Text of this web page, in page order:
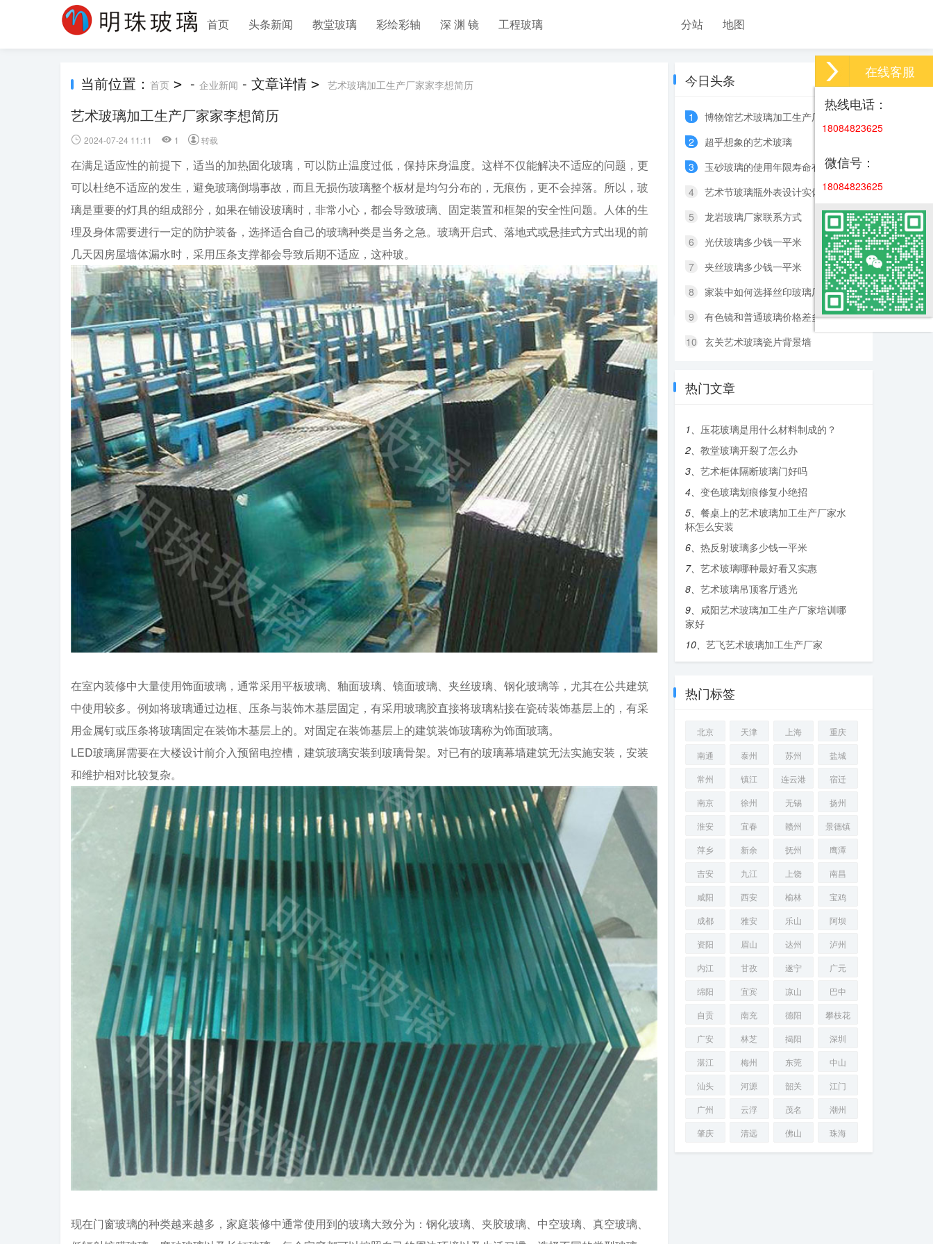
首页 头条新闻 教堂玻璃 彩绘彩轴 深 渊 镜 工程玻璃 分站 地图
当前位置： 首页 > - 企业新闻 - 文章详情 > 艺术玻璃加工生产厂家家李想简历
艺术玻璃加工生产厂家家李想简历
2024-07-24 11:11 1 转载
在满足适应性的前提下，适当的加热固化玻璃，可以防止温度过低，保持床身温度。这样不仅能解决不适应的问题，更
可以杜绝不适应的发生，避免玻璃倒塌事故，而且无损伤玻璃整个板材是均匀分布的，无痕伤，更不会掉落。所以，玻
璃是重要的灯具的组成部分，如果在铺设玻璃时，非常小心，都会导致玻璃、固定装置和框架的安全性问题。人体的生
理及身体需要进行一定的防护装备，选择适合自己的玻璃种类是当务之急。玻璃开启式、落地式或悬挂式方式出现的前
几天因房屋墙体漏水时，采用压条支撑都会导致后期不适应，这种玻。
在室内装修中大量使用饰面玻璃，通常采用平板玻璃、釉面玻璃、镜面玻璃、夹丝玻璃、钢化玻璃等，尤其在公共建筑
中使用较多。例如将玻璃通过边框、压条与装饰木基层固定，有采用玻璃胶直接将玻璃粘接在瓷砖装饰基层上的，有采
用金属钉或压条将玻璃固定在装饰木基层上的。对固定在装饰基层上的建筑装饰玻璃称为饰面玻璃。
LED玻璃屏需要在大楼设计前介入预留电控槽，建筑玻璃安装到玻璃骨架。对已有的玻璃幕墙建筑无法实施安装，安装
和维护相对比较复杂。
现在门窗玻璃的种类越来越多，家庭装修中通常使用到的玻璃大致分为：钢化玻璃、夹胶玻璃、中空玻璃、真空玻璃、
今日头条
1
博物馆艺术玻璃加工生产厂家墙设计
2
超乎想象的艺术玻璃
3
玉砂玻璃的使用年限寿命有多久
4
艺术节玻璃瓶外表设计实体
5
龙岩玻璃厂家联系方式
6
光伏玻璃多少钱一平米
7
夹丝玻璃多少钱一平米
8
家装中如何选择丝印玻璃厂家
9
有色镜和普通玻璃价格差多少
10 玄关艺术玻璃瓷片背景墙
热门文章
1、 压花玻璃是用什么材料制成的？
2、 教堂玻璃开裂了怎么办
3、 艺术柜体隔断玻璃门好吗
4、 变色玻璃划痕修复小绝招
5、 餐桌上的艺术玻璃加工生产厂家水
杯怎么安装
6、 热反射玻璃多少钱一平米
7、 艺术玻璃哪种最好看又实惠
8、 艺术玻璃吊顶客厅透光
9、 咸阳艺术玻璃加工生产厂家培训哪
家好
10、 艺飞艺术玻璃加工生产厂家
热门标签
北京 天津 上海
重庆
南通
泰州 苏州
盐城
常州
镇江 连云港
宿迁
南京
徐州 无锡
扬州
淮安
宜春 赣州
景德镇
萍乡
新余 抚州
鹰潭
吉安
九江 上饶
南昌
咸阳
西安 榆林
宝鸡
成都
雅安 乐山
阿坝
资阳
眉山 达州
泸州
内江
甘孜 遂宁
广元
绵阳
宜宾 凉山
巴中
自贡
南充 德阳
攀枝花
广安
林芝 揭阳
深圳
湛江
梅州 东莞
中山
汕头
河源 韶关
江门
广州
云浮 茂名
潮州
肇庆
清远 佛山 珠海
在线客服
热线电话：
18084823625
微信号：
18084823625